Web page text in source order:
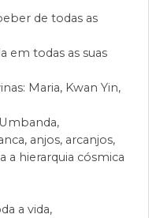
de todas as
em todas as suas
Maria, Kwan Yin,
anjos, arcanjos,
a hierarquia cósmica
a vida,